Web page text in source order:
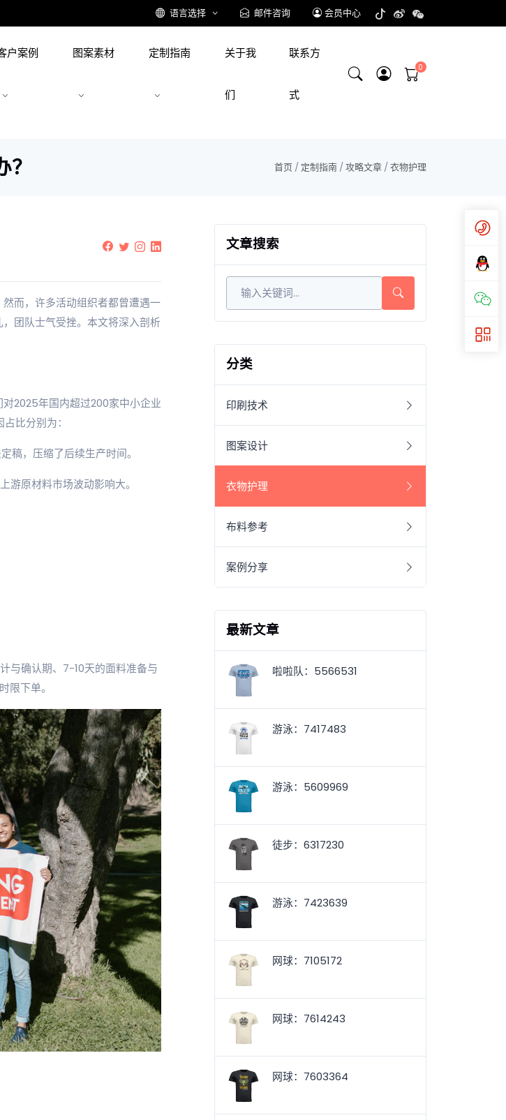
语言选择 邮件咨询 会员中心
户案例 图案素材 定制指南 关于我
们
联系方
式
首页 / 定制指南/攻略文章/衣物护理
而，许多活动组织者都曾遭遇一
团队士气受挫。本文将深入剖析
2025年国内超过200家中小企业
比分别为：
稿，压缩了后续生产时间。
游原材料市场波动影响大。
与确认期、7-10天的面料准备与
下单。
文章搜索
分类
印刷技术
图案设计
衣物护理
布料参考
案例分享
最新文章
啦啦队：5566531
游泳：7417483
游泳：5609969
徒步：6317230
游泳：7423639
网球：7105172
网球：7614243
网球：7603364